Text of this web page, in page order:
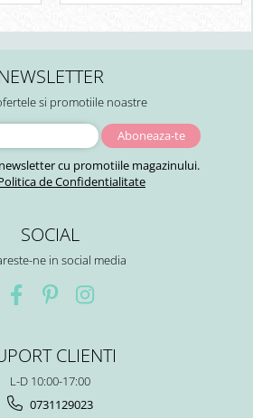
NEWSLETTER
si promotiile noastre
cu promotiile magazinului.
de Confidentialitate
SOCIAL
ne in social media
CLIENTI
L-D 10:00-17:00
0731129023